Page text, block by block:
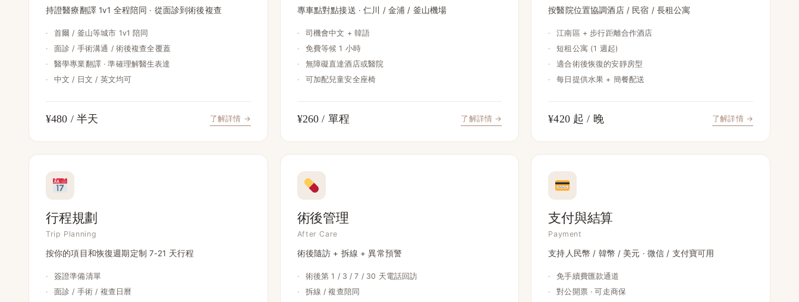
持證醫療翻譯 1v1 全程陪同 · 從面診到術後複查
·
首爾 / 釜山等城市 1v1 陪同
·
面診 / 手術溝通 / 術後複查全覆蓋
·
醫學專業翻譯 · 準確理解醫生表達
·
中文 / 日文 / 英文均可
¥480 / 半天 了解詳情 →
專車點對點接送 · 仁川 / 金浦 / 釜山機場
·
司機會中文 + 韓語
·
免費等候 1 小時
·
無障礙直達酒店或醫院
·
可加配兒童安全座椅
¥260 / 單程 了解詳情 →
按醫院位置協調酒店 / 民宿 / 長租公寓
·
江南區 + 步行距離合作酒店
·
短租公寓 (1 週起)
·
適合術後恢復的安靜房型
·
每日提供水果 + 簡餐配送
¥420 起 / 晚 了解詳情 →
行程規劃
Trip Planning
按你的項目和恢復週期定制 7-21 天行程
·
簽證準備清單
·
面診 / 手術 / 複查日曆
術後管理
After Care
術後隨訪 + 拆線 + 異常預警
·
術後第 1 / 3 / 7 / 30 天電話回訪
·
拆線 / 複查陪同
支付與結算
Payment
支持人民幣 / 韓幣 / 美元 · 微信 / 支付寶可用
·
免手續費匯款通道
·
對公開票 · 可走商保